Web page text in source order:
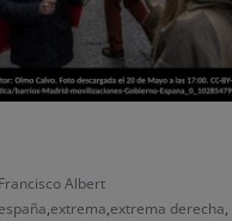
Albert
españa,extrema,extrema derecha,